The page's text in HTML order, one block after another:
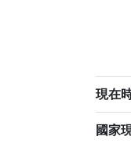
現在
國家